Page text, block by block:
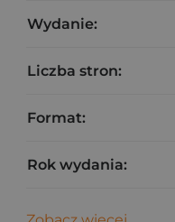
Wydanie:
Liczba stron:
Format:
Rok wydania: